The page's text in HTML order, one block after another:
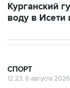
Курганский
воду в Исети
СПОРТ
12:23, 6 августа 2026